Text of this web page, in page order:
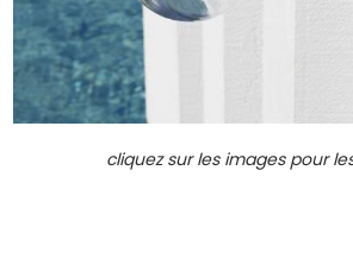
cliquez sur les images pour